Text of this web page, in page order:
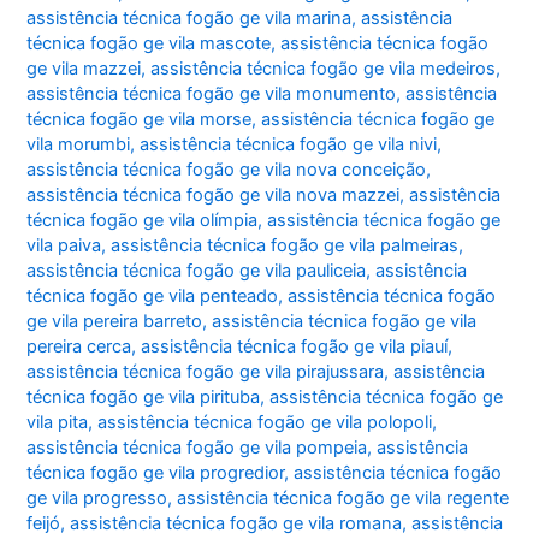
assistência técnica fogão ge vila marina,assistência
técnica fogão ge vila mascote,assistência técnica fogão
ge vila mazzei,assistência técnica fogão ge vila medeiros,
assistência técnica fogão ge vila monumento,assistência
técnica fogão ge vila morse,assistência técnica fogão ge
vila morumbi,assistência técnica fogão ge vila nivi,
assistência técnica fogão ge vila nova conceição,
assistência técnica fogão ge vila nova mazzei,assistência
técnica fogão ge vila olímpia,assistência técnica fogão ge
vila paiva,assistência técnica fogão ge vila palmeiras,
assistência técnica fogão ge vila pauliceia,assistência
técnica fogão ge vila penteado,assistência técnica fogão
ge vila pereira barreto,assistência técnica fogão ge vila
pereira cerca,assistência técnica fogão ge vila piauí,
assistência técnica fogão ge vila pirajussara,assistência
técnica fogão ge vila pirituba,assistência técnica fogão ge
vila pita,assistência técnica fogão ge vila polopoli,
assistência técnica fogão ge vila pompeia,assistência
técnica fogão ge vila progredior,assistência técnica fogão
ge vila progresso,assistência técnica fogão ge vila regente
feijó,assistência técnica fogão ge vila romana,assistência